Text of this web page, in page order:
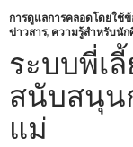
เนื้อหา
การดูแลการคลอดโดยใช้
ข่าวสาร, ความรู้สำหรับนัก
ระบบพี่เ
สนับสนุน
แม่